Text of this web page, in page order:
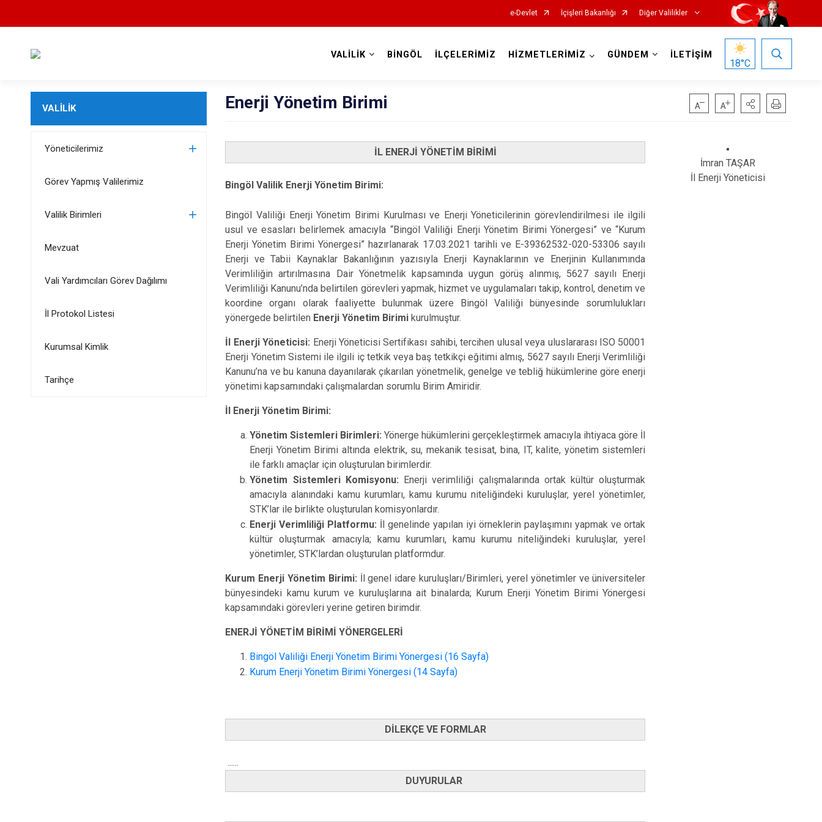
e-Devlet İçişleri Bakanlığı Diğer Valilikler
VALİLİK BİNGÖL İLÇELERİMİZ HİZMETLERİMİZ GÜNDEM İLETİŞİM
18°C
VALİLİK
Yöneticilerimiz
Görev Yapmış Valilerimiz
Valilik Birimleri
Mevzuat
Vali Yardımcıları Görev Dağılımı
İl Protokol Listesi
Kurumsal Kimlik
Tarihçe
Enerji Yönetim Birimi
İL ENERJİ YÖNETİM BİRİMİ
Bingöl Valilik Enerji Yönetim Birimi:
Bingöl Valiliği Enerji Yönetim Birimi Kurulması ve Enerji Yöneticilerinin görevlendirilmesi ile ilgili
usul ve esasları belirlemek amacıyla “Bingöl Valiliği Enerji Yönetim Birimi Yönergesi” ve “Kurum
Enerji Yönetim Birimi Yönergesi” hazırlanarak 17.03.2021 tarihli ve E-39362532-020-53306 sayılı
Enerji ve Tabii Kaynaklar Bakanlığının yazısıyla Enerji Kaynaklarının ve Enerjinin Kullanımında
Verimliliğin artırılmasına Dair Yönetmelik kapsamında uygun görüş alınmış, 5627 sayılı Enerji
Verimliliği Kanunu’nda belirtilen görevleri yapmak, hizmet ve uygulamaları takip, kontrol, denetim ve
koordine organı olarak faaliyette bulunmak üzere Bingöl Valiliği bünyesinde sorumlulukları
yönergede belirtilen Enerji Yönetim Birimikurulmuştur.
İl Enerji Yöneticisi: Enerji Yöneticisi Sertifikası sahibi, tercihen ulusal veya uluslararası ISO 50001
Enerji Yönetim Sistemi ile ilgili iç tetkik veya baş tetkikçi eğitimi almış, 5627 sayılı Enerji Verimliliği
Kanunu’na ve bu kanuna dayanılarak çıkarılan yönetmelik, genelge ve tebliğ hükümlerine göre enerji
yönetimi kapsamındaki çalışmalardan sorumlu Birim Amiridir.
İl Enerji Yönetim Birimi:
Yönetim Sistemleri Birimleri:Yönerge hükümlerini gerçekleştirmek amacıyla ihtiyaca göre İl
Enerji Yönetim Birimi altında elektrik, su, mekanik tesisat, bina, IT, kalite, yönetim sistemleri
ile farklı amaçlar için oluşturulan birimlerdir.
Yönetim Sistemleri Komisyonu: Enerji verimliliği çalışmalarında ortak kültür oluşturmak
amacıyla alanındaki kamu kurumları, kamu kurumu niteliğindeki kuruluşlar, yerel yönetimler,
STK’lar ile birlikte oluşturulan komisyonlardır.
Enerji Verimliliği Platformu: İl genelinde yapılan iyi örneklerin paylaşımını yapmak ve ortak
kültür oluşturmak amacıyla; kamu kurumları, kamu kurumu niteliğindeki kuruluşlar, yerel
yönetimler, STK’lardan oluşturulan platformdur.
Kurum Enerji Yönetim Birimi: İl genel idare kuruluşları/Birimleri, yerel yönetimler ve üniversiteler
bünyesindeki kamu kurum ve kuruluşlarına ait binalarda; Kurum Enerji Yönetim Birimi Yönergesi
kapsamındaki görevleri yerine getiren birimdir.
ENERJİ YÖNETİM BİRİMİ YÖNERGELERİ
Bingöl Valiliği Enerji Yönetim Birimi Yönergesi (16 Sayfa)
Kurum Enerji Yönetim Birimi Yönergesi (14 Sayfa)
DİLEKÇE VE FORMLAR
......
DUYURULAR
İmran TAŞAR
İl Enerji Yöneticisi